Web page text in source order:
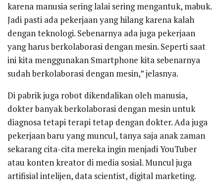
karena manusia sering lalai sering mengantuk, mabuk.
Jadi pasti ada pekerjaan yang hilang karena kalah
dengan teknologi. Sebenarnya ada juga pekerjaan
yang harus berkolaborasi dengan mesin. Seperti saat
ini kita menggunakan Smartphone kita sebenarnya
sudah berkolaborasi dengan mesin,” jelasnya.
Di pabrik juga robot dikendalikan oleh manusia,
dokter banyak berkolaborasi dengan mesin untuk
diagnosa tetapi terapi tetap dengan dokter. Ada juga
pekerjaan baru yang muncul, tanya saja anak zaman
sekarang cita-cita mereka ingin menjadi YouTuber
atau konten kreator di media sosial. Muncul juga
artifisial intelijen, data scientist, digital marketing.